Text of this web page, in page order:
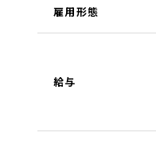
雇用形態
給与